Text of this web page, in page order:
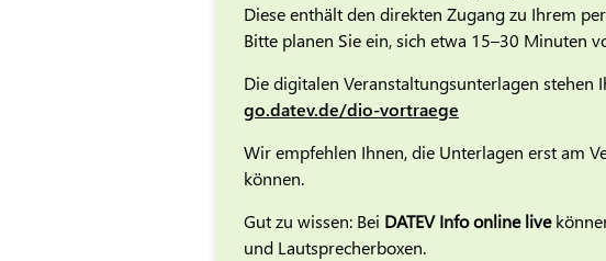
Diese enthält den direkten Zugang zu Ihrem
Bitte planen Sie ein, sich etwa 15–30 Minuten
Die digitalen Veranstaltungsunterlagen stehen
go.datev.de/dio-vortraege
Wir empfehlen Ihnen, die Unterlagen erst am
können.
Gut zu wissen: Bei DATEV Info online live
und Lautsprecherboxen.